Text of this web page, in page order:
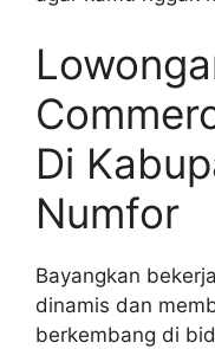
Di
Numfor
Bayangkan
dinamis dan
berkembang di